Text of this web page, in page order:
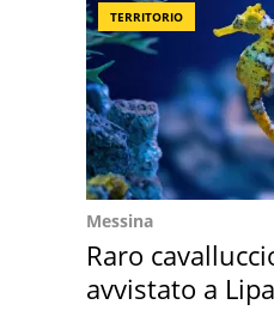
TERRITORIO
Messina
Raro
avvistato a